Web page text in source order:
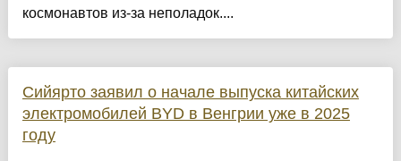
космонавтов из-за неполадок....
Сийярто заявил о начале выпуска китайских
электромобилей BYD в Венгрии уже в 2025
году